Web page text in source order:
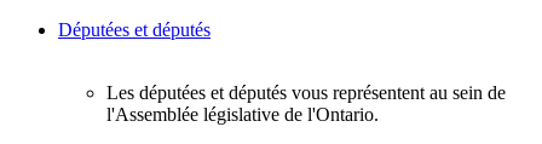
Députées et députés
Les députées et députés vous représentent au sein de
l'Assemblée législative de l'Ontario.